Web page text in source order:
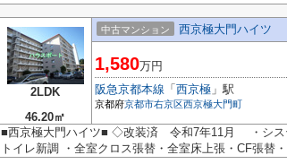
2LDK
46.20㎡
中古マンション 西京極大門ハイツ
1,580万円
阪急京都本線 「 西京極 」駅
京都府京都市右京区西京極大門町
■西京極大門ハイツ■ ◇改装済 令和7年11月 ・シス
トイレ新調 ・全室クロス張替・全室床上張・CF張替